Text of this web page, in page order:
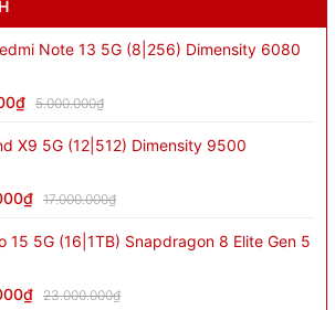
Note 13 5G (8|256) Dimensity 6080
5.000.000₫
X9 5G (12|512) Dimensity 9500
17.000.000₫
15 5G (16|1TB) Snapdragon 8 Elite Gen 5
23.000.000₫